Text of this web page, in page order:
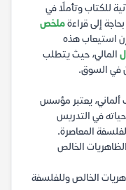
للكتاب وتأملًا في
إلى قراءةملخص
استيعاب هذه
المالي، حيث يتطلب
في السوق.
في التدريس
المعاصرة.
الخالص
الخالص وللفلسفة